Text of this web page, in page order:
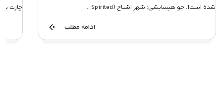
شده است1. جو هیسایشی: شهر اشباح (Spirited ...
ادامه مطلب
چارت بیلبورد در 4